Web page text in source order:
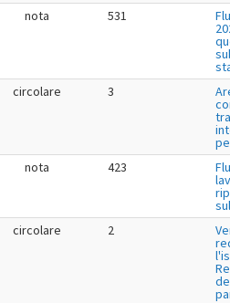
nota 531
circolare 3
nota 423
circolare 2